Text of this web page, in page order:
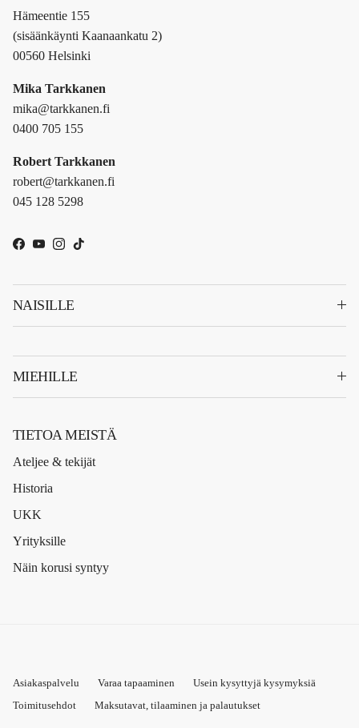
Hämeentie 155
(sisäänkäynti Kaanaankatu 2)
00560 Helsinki
Mika Tarkkanen
mika@tarkkanen.fi
0400 705 155
Robert Tarkkanen
robert@tarkkanen.fi
045 128 5298
Facebook
YouTube
Instagram
TikTok
NAISILLE
MIEHILLE
TIETOA MEISTÄ
Ateljee & tekijät
Historia
UKK
Yrityksille
Näin korusi syntyy
Asiakaspalvelu Varaa tapaaminen
Usein kysyttyjä kysymyksiä
Toimitusehdot
Maksutavat, tilaaminen ja palautukset